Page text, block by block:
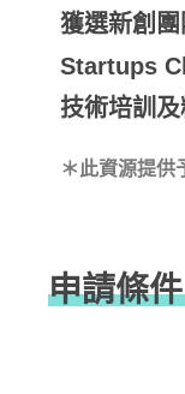
獲選新創
Startups
技術培訓及
＊此資源提供
申請條件